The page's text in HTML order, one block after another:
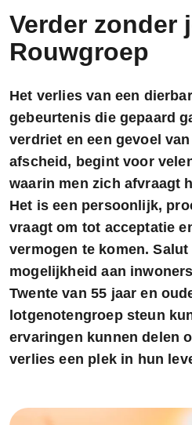
Verder zonder
Rouwgroep
Het verlies van een
gebeurtenis die gepaard
verdriet en een gevoel
afscheid, begint voor
waarin men zich afvraagt
Het is een persoonlijk,
vraagt om tot acceptatie
vermogen te komen.
mogelijkheid aan
Twente van 55 jaar en
lotgenotengroep steun
ervaringen kunnen delen
verlies een plek in hun